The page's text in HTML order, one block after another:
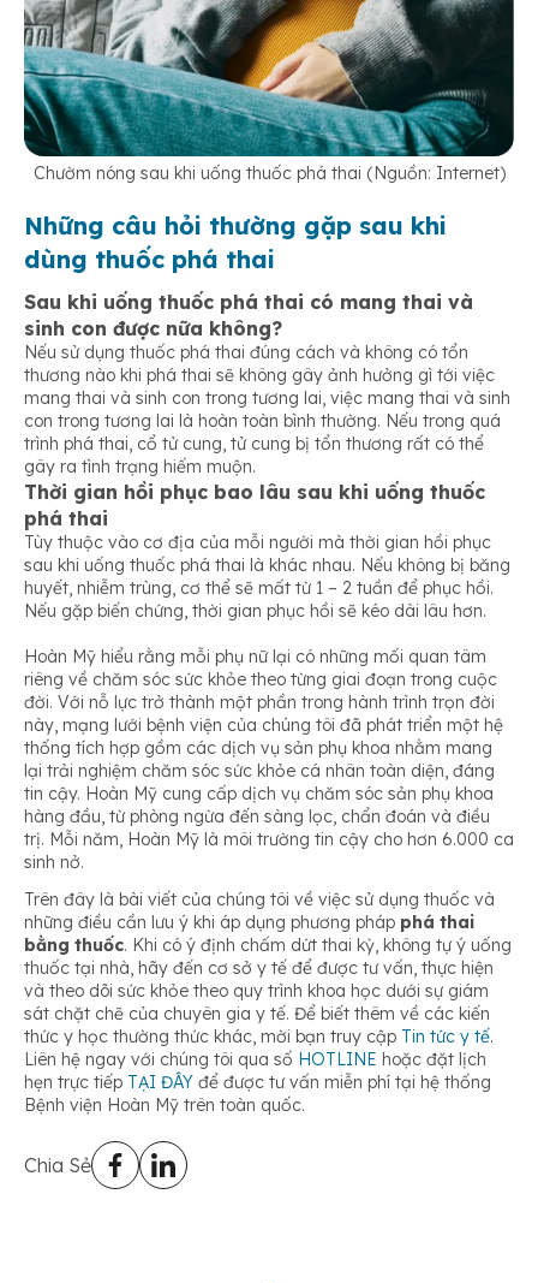
Chườm nóng sau khi uống thuốc phá thai (Nguồn: Internet)
Những câu hỏi thường gặp sau khi
dùng thuốc phá thai
Sau khi uống thuốc phá thai có mang thai và
sinh con được nữa không?
Nếu sử dụng thuốc phá thai đúng cách và không có tổn
thương nào khi phá thai sẽ không gây ảnh hưởng gì tới việc
mang thai và sinh con trong tương lai, việc mang thai và sinh
con trong tương lai là hoàn toàn bình thường. Nếu trong quá
trình phá thai, cổ tử cung, tử cung bị tổn thương rất có thể
gây ra tình trạng hiếm muộn.
Thời gian hồi phục bao lâu sau khi uống thuốc
phá thai
Tùy thuộc vào cơ địa của mỗi người mà thời gian hồi phục
sau khi uống thuốc phá thai là khác nhau. Nếu không bị băng
huyết, nhiễm trùng, cơ thể sẽ mất từ 1 – 2 tuần để phục hồi.
Nếu gặp biến chứng, thời gian phục hồi sẽ kéo dài lâu hơn.
Hoàn Mỹ hiểu rằng mỗi phụ nữ lại có những mối quan tâm
riêng về chăm sóc sức khỏe theo từng giai đoạn trong cuộc
đời. Với nỗ lực trở thành một phần trong hành trình trọn đời
này, mạng lưới bệnh viện của chúng tôi đã phát triển một hệ
thống tích hợp gồm các dịch vụ sản phụ khoa nhằm mang
lại trải nghiệm chăm sóc sức khỏe cá nhân toàn diện, đáng
tin cậy. Hoàn Mỹ cung cấp dịch vụ chăm sóc sản phụ khoa
hàng đầu, từ phòng ngừa đến sàng lọc, chẩn đoán và điều
trị. Mỗi năm, Hoàn Mỹ là môi trường tin cậy cho hơn 6.000 ca
sinh nở.
Trên đây là bài viết của chúng tôi về việc sử dụng thuốc và
những điều cần lưu ý khi áp dụng phương pháp phá thai
bằng thuốc. Khi có ý định chấm dứt thai kỳ, không tự ý uống
thuốc tại nhà, hãy đến cơ sở y tế để được tư vấn, thực hiện
và theo dõi sức khỏe theo quy trình khoa học dưới sự giám
sát chặt chẽ của chuyên gia y tế. Để biết thêm về các kiến
thức y học thường thức khác, mời bạn truy cập Tin tức y tế.
Liên hệ ngay với chúng tôi qua số HOTLINE hoặc đặt lịch
hẹn trực tiếp TẠI ĐÂY để được tư vấn miễn phí tại hệ thống
Bệnh viện Hoàn Mỹ trên toàn quốc.
Chia Sẻ